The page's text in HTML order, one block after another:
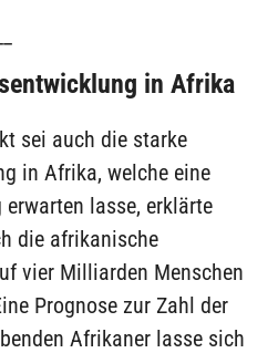
in Afrika
sei auch die starke
in Afrika, welche eine
lasse, erklärte
die afrikanische
vier Milliarden Menschen
Prognose zur Zahl der
Afrikaner lasse sich